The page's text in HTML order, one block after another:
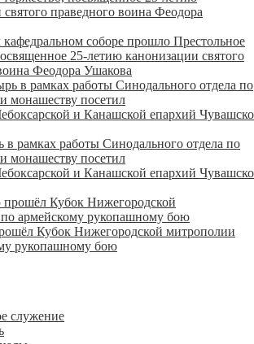
соборе прошло Престольное
25-летию канонизации святого
Феодора Ушакова
в рамках работы Синодального отдела по
монашеству посетил
и Канашской епархий
Кубок Нижегородской митрополии
рукопашному бою
служение